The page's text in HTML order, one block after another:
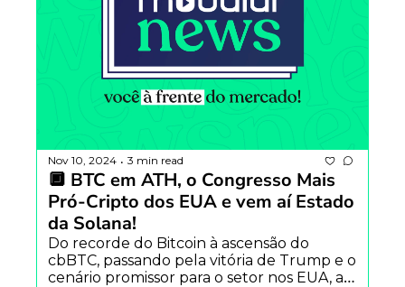
Nov 10, 2024 • 3 min read
🔲 BTC em ATH, o Congresso Mais
Pró-Cripto dos EUA e vem aí Estado
da Solana!
Do recorde do Bitcoin à ascensão do
cbBTC, passando pela vitória de Trump e o
cenário promissor para o setor nos EUA, a